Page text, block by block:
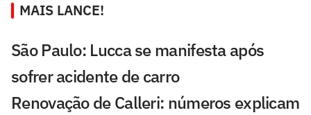
MAIS LANCE!
São Paulo: Lucca se manifesta após
sofrer acidente de carro
Renovação de Calleri: números explicam